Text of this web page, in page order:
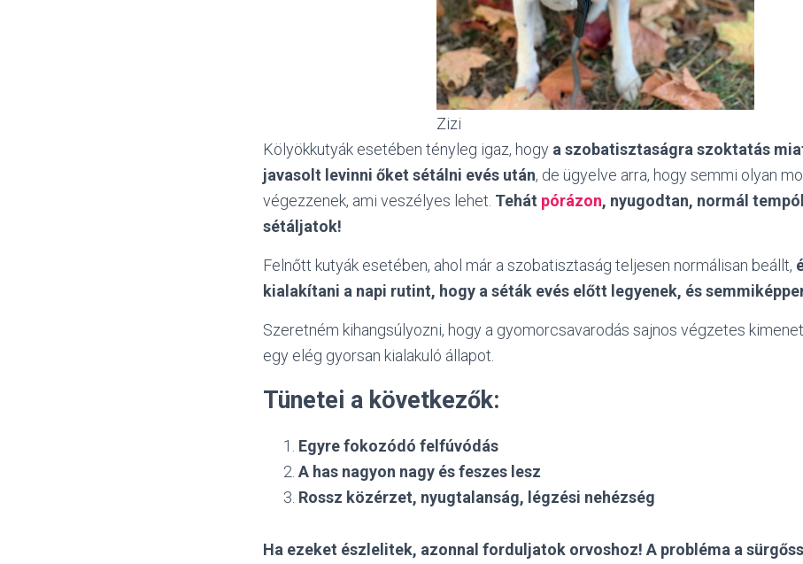
Zizi
Kölyökkutyák esetében tényleg igaz, hogy a szobatisztaságra szoktatás
javasolt levinni őket sétálni evés után, de ügyelve arra, hogy semmi olyan
végezzenek, ami veszélyes lehet. Tehát pórázon, nyugodtan, normál
sétáljatok!
Felnőtt kutyák esetében, ahol már a szobatisztaság teljesen normálisan beállt,
kialakítani a napi rutint, hogy a séták evés előtt legyenek, és
Szeretném kihangsúlyozni, hogy a gyomorcsavarodás sajnos végzetes
egy elég gyorsan kialakuló állapot.
Tünetei a következők:
Egyre fokozódó felfúvódás
A has nagyon nagy és feszes lesz
Rossz közérzet, nyugtalanság, légzési nehézség
Ha ezeket észlelitek, azonnal forduljatok orvoshoz! A probléma a